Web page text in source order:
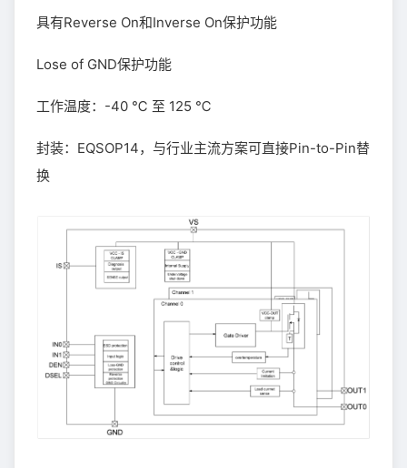
具有Reverse On和Inverse On保护功能
Lose of GND保护功能
工作温度：-40 ℃ 至 125 ℃
封装：EQSOP14，与行业主流方案可直接Pin-to-Pin替
换